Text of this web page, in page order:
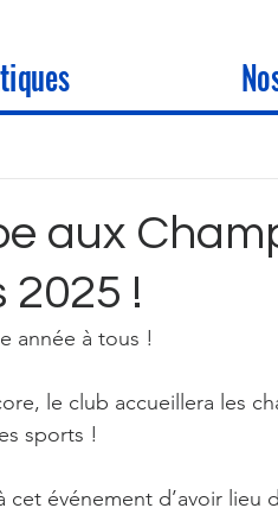
aux
!
année à tous !
le club accueillera les
sports !
cet événement d’avoir lieu